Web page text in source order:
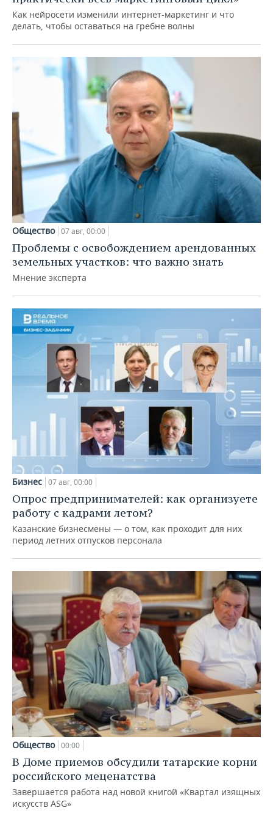
Как нейросети изменили интернет-маркетинг и что
делать, чтобы оставаться на гребне волны
Общество 07 авг, 00:00
Проблемы с освобождением арендованных
земельных участков: что важно знать
Мнение эксперта
Бизнес 07 авг, 00:00
Опрос предпринимателей: как организуете
работу с кадрами летом?
Казанские бизнесмены — о том, как проходит для них
период летних отпусков персонала
Общество 00:00
В Доме приемов обсудили татарские корни
российского меценатства
Завершается работа над новой книгой «Квартал изящных
искусств ASG»